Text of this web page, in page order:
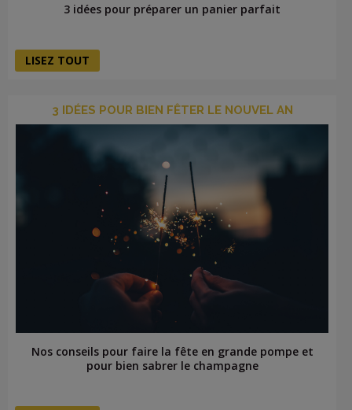
3 idées pour préparer un panier parfait
LISEZ TOUT
3 IDÉES POUR BIEN FÊTER LE NOUVEL AN
Nos conseils pour faire la fête en grande pompe et
pour bien sabrer le champagne